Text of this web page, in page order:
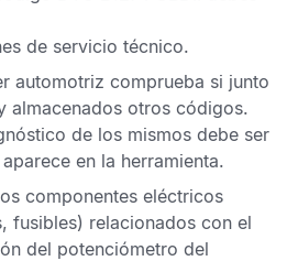
de servicio técnico.
automotriz comprueba si junto
almacenados otros códigos.
de los mismos debe ser
en la herramienta.
componentes eléctricos
fusibles) relacionados con el
del potenciómetro del